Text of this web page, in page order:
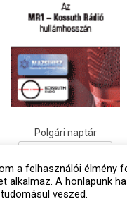
Polgári naptár
a felhasználói élmény
alkalmaz. A honlapunk
veszed.